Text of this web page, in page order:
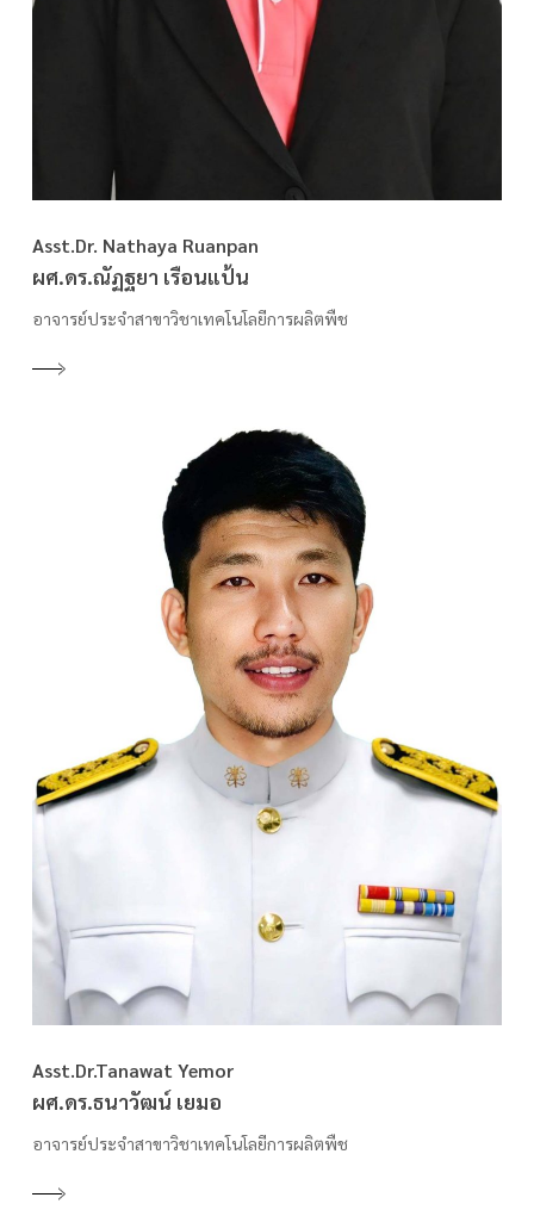
Asst.Dr. Nathaya Ruanpan
ผศ.ดร.ณัฏฐยา เรือนแป้น
อาจารย์ประจำสาขาวิชาเทคโนโลยีการผลิตพืช
Asst.Dr.Tanawat Yemor
ผศ.ดร.ธนาวัฒน์ เยมอ
อาจารย์ประจำสาขาวิชาเทคโนโลยีการผลิตพืช